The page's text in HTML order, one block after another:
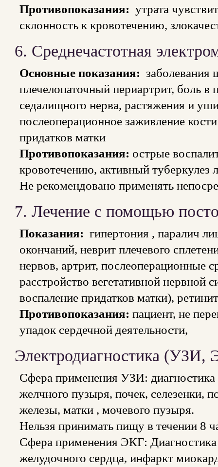
Противопоказания: утрата
склонность к кровотечению,
6. Среднечастотная
Основные показания: заболевания
плечелопаточный периартрит, боль в
седалищного нерва, растяжения и
послеоперационное заживление
придатков матки
Противопоказания: острые
кровотечению, активный туберкулез
Не рекомендовано применять
7. Лечение с помощью
Показания: гипертония , паралич
окончаний, неврит плечевого
нервов, артрит, послеоперационные
расстройство вегетативной нервной
воспаление придатков матки),
Противопоказания: пациент, не
упадок сердечной деятельности,
Электродиагностика (УЗИ,
Сфера применения УЗИ: диагностика
желчного пузыря, почек, селезенки,
железы, матки , мочевого пузыря.
Нельзя принимать пищу в течении 8
Сфера применения ЭКГ:
желудочного сердца, инфаркт